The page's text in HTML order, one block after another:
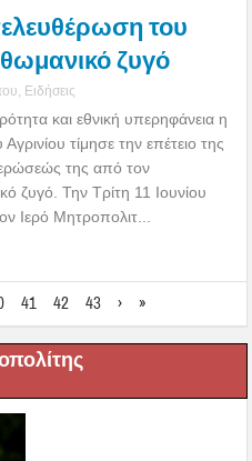
του
ζυγό
Ειδήσεις
και εθνική υπερηφάνεια η
τίμησε την επέτειο της
της από τον
ζυγό. Την Τρίτη 11 Ιουνίου
Ιερό Μητροπολιτ...
41 42 43 › »